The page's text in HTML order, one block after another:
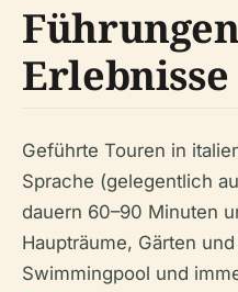
Erlebnisse
Geführte Touren in
Sprache (gelegentlich
dauern 60–90 Minuten
Haupträume, Gärten
Swimmingpool und